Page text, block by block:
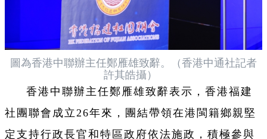
圖為香港中聯辦主任鄭雁雄致辭。（香港中通社記者
許其皓攝）
香港中聯辦主任鄭雁雄致辭表示，香港福建
社團聯會成立26年來，團結帶領在港閩籍鄉親堅
定支持行政長官和特區政府依法施政，積極參與